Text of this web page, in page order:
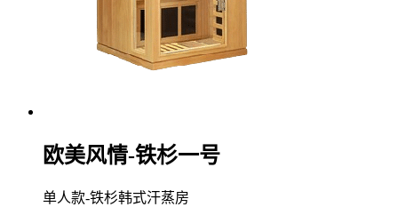
欧美风情-铁杉一号
单人款-铁杉韩式汗蒸房